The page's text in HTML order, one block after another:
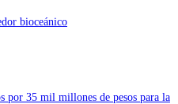
bioceánico
por 35 mil millones de pesos para la